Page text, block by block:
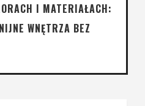
I MATERIAŁACH:
WNĘTRZA BEZ